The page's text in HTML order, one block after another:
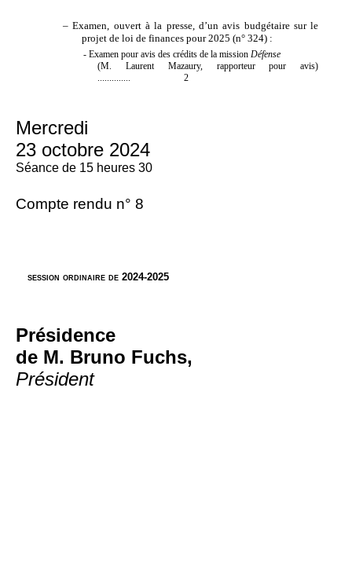
– Examen, ouvert à la presse, d’un avis budgétaire sur le
projet de loi de finances pour 2025 (n° 324) :
- Examen pour avis des crédits de la missionDéfense
(M. Laurent Mazaury, rapporteur pour avis)
..............
2
Mercredi
23 octobre 2024
Séance de 15 heures 30
Compte rendu n° 8
session ordinaire de 2024-2025
Présidence
de M. Bruno Fuchs,
Président